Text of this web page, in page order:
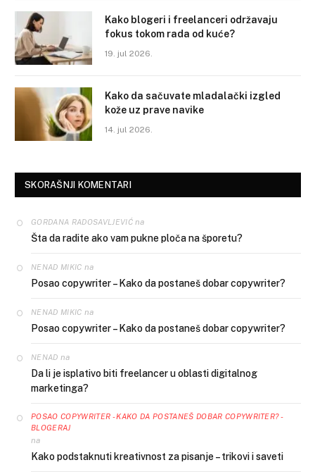
Kako blogeri i freelanceri održavaju
fokus tokom rada od kuće?
19. jul 2026.
Kako da sačuvate mladalački izgled
kože uz prave navike
14. jul 2026.
SKORAŠNJI KOMENTARI
GORDANA RADOSAVLJEVIĆna
Šta da radite ako vam pukne ploča na šporetu?
NENAD MIKIC na
Posao copywriter – Kako da postaneš dobar copywriter?
NENAD MIKIC na
Posao copywriter – Kako da postaneš dobar copywriter?
NENAD na
Da li je isplativo biti freelancer u oblasti digitalnog
marketinga?
POSAO COPYWRITER - KAKO DA POSTANEŠ DOBAR COPYWRITER? -
BLOGERAJ
na
Kako podstaknuti kreativnost za pisanje – trikovi i saveti